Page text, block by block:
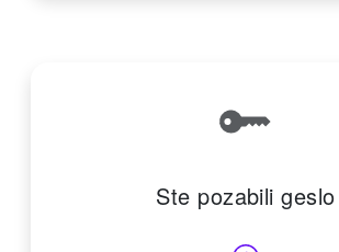
Ste pozabili geslo